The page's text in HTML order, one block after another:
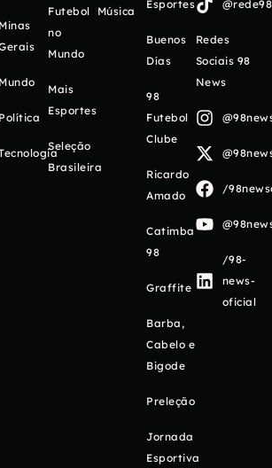
Minas
Mundo
Política
Futebol
no
Mundo
Mais
Esportes
Seleção
Brasileira
Música
Esportes
Buenos
Días
98
Futebol
Clube
Ricardo
Amado
Catimba
98
Graffite
Barba,
Cabelo e
Bigode
Preleção
Jornada
Esportiva
Redes
Sociais 98
News
/
/98-
news-
oficial